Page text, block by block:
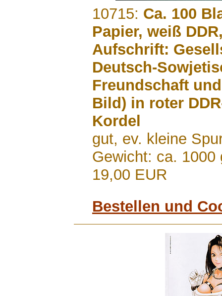
10715: Ca. 100
Papier, weiß
Aufschrift:
Deutsch-
Freundschaft
Bild) in roter
Kordel
gut, ev. kleine
Gewicht: ca. 1000
19,00 EUR
Bestellen und